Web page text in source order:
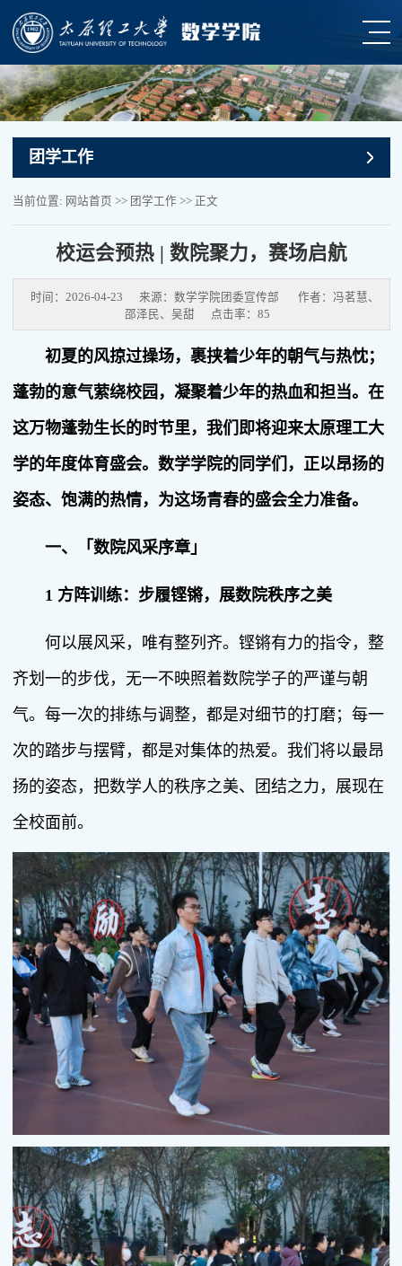
团学工作
当前位置: 网站首页 >> 团学工作 >> 正文
校运会预热 | 数院聚力，赛场启航
时间：2026-04-23 来源：数学学院团委宣传部
作者：冯茗慧、
邵泽民、吴甜
点击率： 85
初夏的风掠过操场，裹挟着少年的朝气与热忱；
蓬勃的意气萦绕校园，凝聚着少年的热血和担当。在
这万物蓬勃生长的时节里，我们即将迎来太原理工大
学的年度体育盛会。数学学院的同学们，正以昂扬的
姿态、饱满的热情，为这场青春的盛会全力准备。
一、 「数院风采序章」
1 方阵训练： 步履铿锵，展数院秩序之美
何以展风采，唯有整列齐。铿锵有力的指令，整
齐划一的步伐，无一不映照着数院学子的严谨与朝
气。每一次的排练与调整，都是对细节的打磨；每一
次的踏步与摆臂，都是对集体的热爱。我们将以最昂
扬的姿态，把数学人的秩序之美、团结之力，展现在
全校面前。